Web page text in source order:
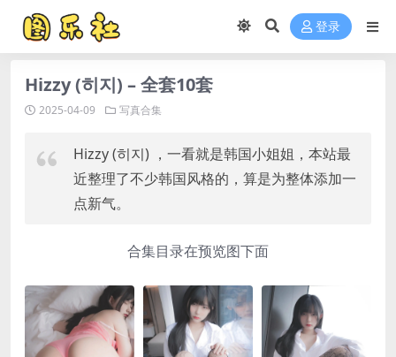
登录
Hizzy (히지) – 全套10套
2025-04-09 写真合集
Hizzy (히지) ，一看就是韩国小姐姐，本站最
近整理了不少韩国风格的，算是为整体添加一
点新气。
合集目录在预览图下面